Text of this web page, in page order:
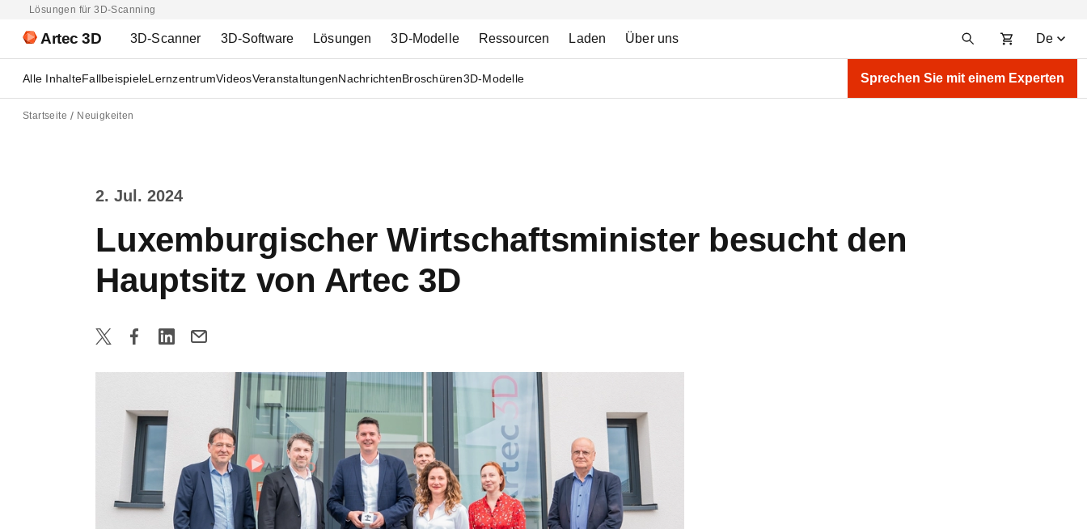
Lösungen für 3D-Scanning
Artec 3D 3D-Scanner 3D-Software Lösungen 3D-Modelle Ressourcen Laden Über uns De
Alle InhalteFallbeispieleLernzentrumVideosVeranstaltungenNachrichtenBroschüren3D-Modelle Sprechen Sie mit einem Experten
Startseite Neuigkeiten
2. Jul. 2024
Luxemburgischer Wirtschaftsminister besucht den
Hauptsitz von Artec 3D